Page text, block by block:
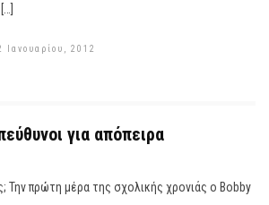
Ιανουαρίου, 2012
για απόπειρα
Την πρώτη μέρα της σχολικής χρονιάς ο Bobby